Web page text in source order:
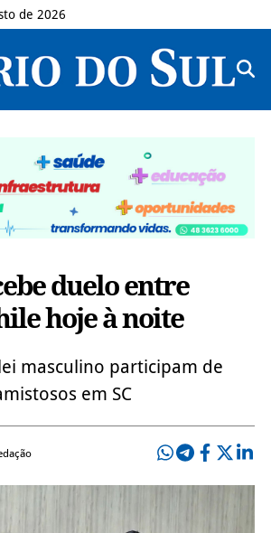
de 2026
duelo entre
hoje à noite
masculino participam de
em SC